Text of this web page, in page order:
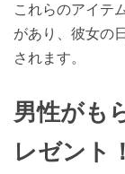
これらのアイテ
があり、彼女の
されます。
男性がも
レゼント